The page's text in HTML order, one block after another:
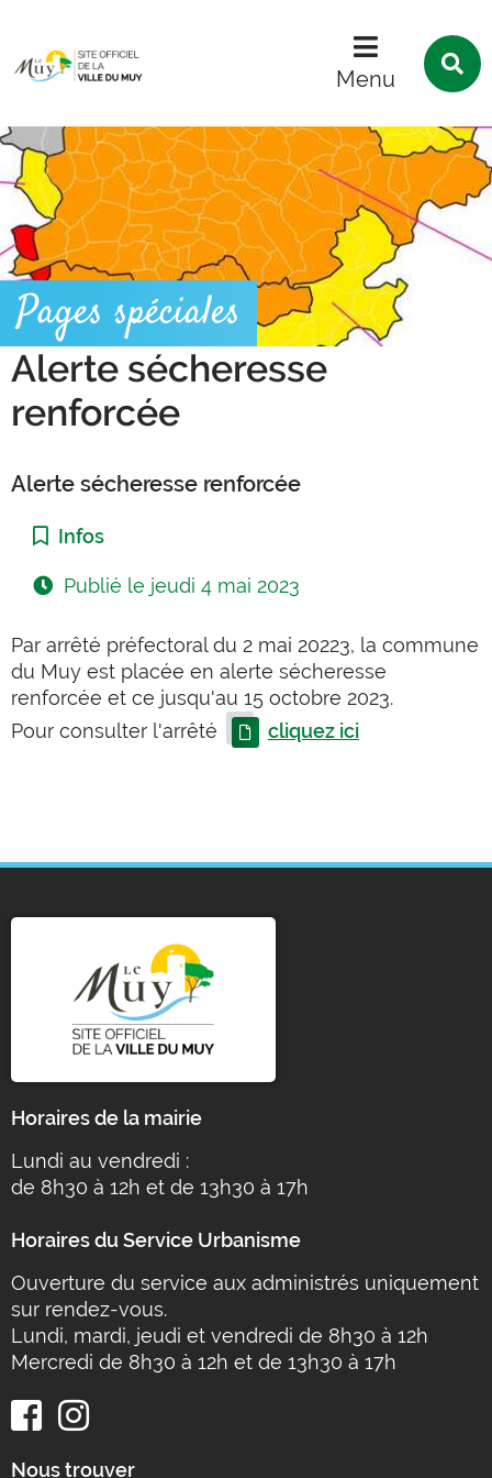
Menu
Pages spéciales
Alerte sécheresse
renforcée
Alerte sécheresse renforcée
Catégorie :
Infos
Publié le jeudi 4 mai 2023
Par arrêté préfectoral du 2 mai 20223, la commune
du Muy est placée en alerte sécheresse
renforcée et ce jusqu'au 15 octobre 2023.
Pour consulter l'arrêté
cliquez ici
Horaires de la mairie
Lundi au vendredi :
de 8h30 à 12h et de 13h30 à 17h
Horaires du Service Urbanisme
Ouverture du service aux administrés uniquement
sur rendez-vous.
Lundi, mardi, jeudi et vendredi de 8h30 à 12h
Mercredi de 8h30 à 12h et de 13h30 à 17h
Nous trouver